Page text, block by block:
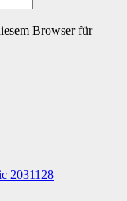
Browser für